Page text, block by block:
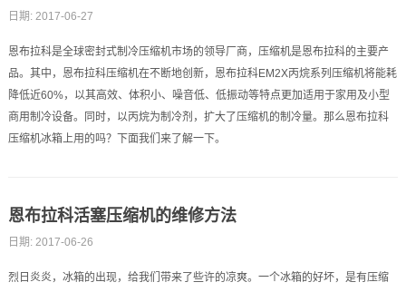
日期: 2017-06-27
恩布拉科是全球密封式制冷压缩机市场的领导厂商，压缩机是恩布拉科的主要产
品。其中，恩布拉科压缩机在不断地创新，恩布拉科EM2X丙烷系列压缩机将能耗
降低近60%，以其高效、体积小、噪音低、低振动等特点更加适用于家用及小型
商用制冷设备。同时，以丙烷为制冷剂，扩大了压缩机的制冷量。那么恩布拉科
压缩机冰箱上用的吗？下面我们来了解一下。
恩布拉科活塞压缩机的维修方法
日期: 2017-06-26
烈日炎炎，冰箱的出现，给我们带来了些许的凉爽。一个冰箱的好坏，是有压缩